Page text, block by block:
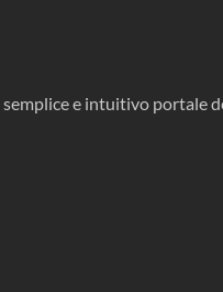
e intuitivo portale